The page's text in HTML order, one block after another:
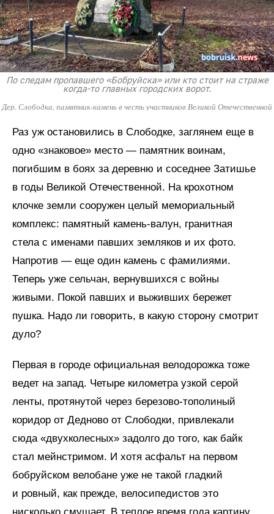
По следам пропавшего «Бобруйска» или кто стоит на страже
когда-то главных городских ворот.
Дер. Слободка, памятник-камень в честь участников Великой Отечественной
Раз уж остановились в Слободке, заглянем еще в
одно «знаковое» место — памятник воинам,
погибшим в боях за деревню и соседнее Затишье
в годы Великой Отечественной. На крохотном
клочке земли сооружен целый мемориальный
комплекс: памятный камень-валун, гранитная
стела с именами павших земляков и их фото.
Напротив — еще один камень с фамилиями.
Теперь уже сельчан, вернувшихся с войны
живыми. Покой павших и выживших бережет
пушка. Надо ли говорить, в какую сторону смотрит
дуло?
Первая в городе официальная велодорожка тоже
ведет на запад. Четыре километра узкой серой
ленты, протянутой через березово‑тополиный
коридор от Дедново от Слободки, привлекали
сюда «двухколесных» задолго до того, как байк
стал мейнстримом. И хотя асфальт на первом
бобруйском велобане уже не такой гладкий
и ровный, как прежде, велосипедистов это